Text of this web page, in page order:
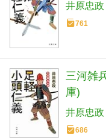
井原忠政
761
三河雑
庫)
井原忠政
686